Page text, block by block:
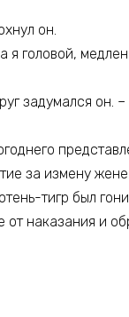
он.
головой,
задумался он.
за измену
тигр был
наказания и